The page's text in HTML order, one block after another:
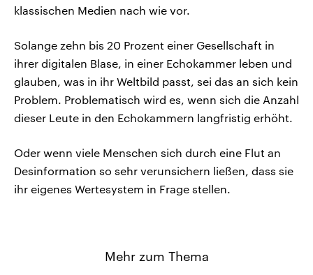
klassischen Medien nach wie vor.
Solange zehn bis 20 Prozent einer Gesellschaft in
ihrer digitalen Blase, in einer Echokammer leben und
glauben, was in ihr Weltbild passt, sei das an sich kein
Problem. Problematisch wird es, wenn sich die Anzahl
dieser Leute in den Echokammern langfristig erhöht.
Oder wenn viele Menschen sich durch eine Flut an
Desinformation so sehr verunsichern ließen, dass sie
ihr eigenes Wertesystem in Frage stellen.
Mehr zum Thema